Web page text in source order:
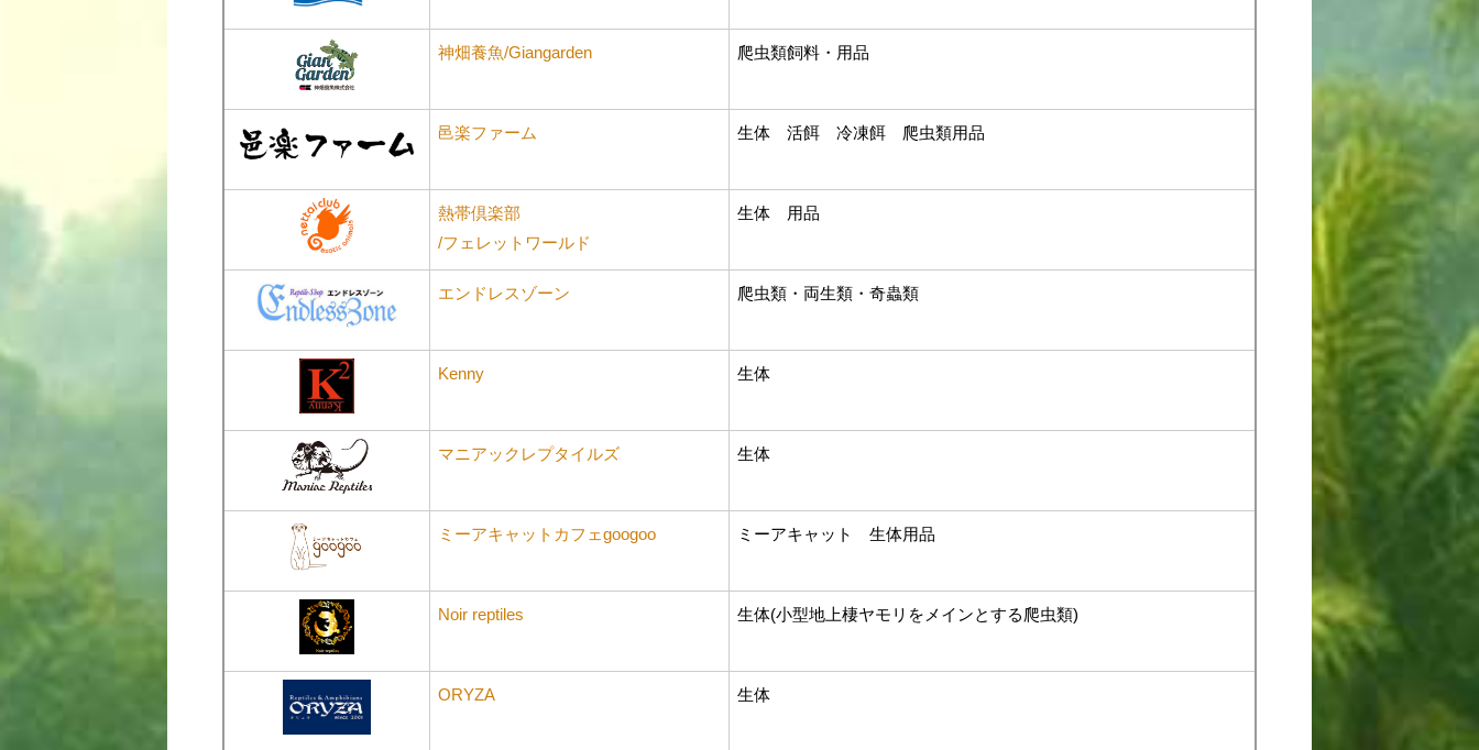
神畑養魚/Giangarden 爬虫類飼料・用品
邑楽ファーム 生体 活餌 冷凍餌 爬虫類用品
熱帯倶楽部
/フェレットワールド
生体 用品
エンドレスゾーン 爬虫類・両生類・奇蟲類
Kenny 生体
マニアックレプタイルズ 生体
ミーアキャットカフェgoogoo ミーアキャット 生体用品
Noir reptiles 生体(小型地上棲ヤモリをメインとする爬虫類)
ORYZA 生体